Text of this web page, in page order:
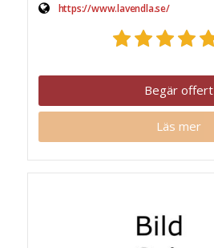
https://www.lavendla.se/
Begär offert
Läs mer